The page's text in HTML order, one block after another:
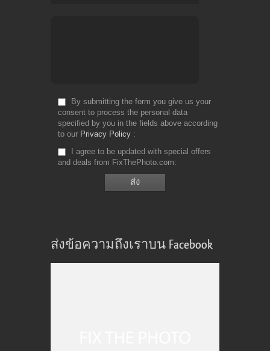
By submitting the form you give us your
consent to process the personal data
specified by you in the fields above according
to our Privacy Policy
I agree to be updated with special offers
and deals from FixThePhoto.com
ส่งข้อความถึงเราบน Facebook